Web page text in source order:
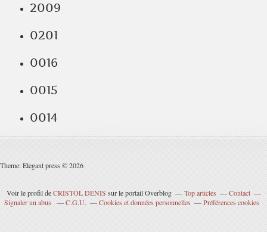
2009
0201
0016
0015
0014
Theme: Elegant press © 2026
Voir le profil deCRISTOL DENIS sur le portail Overblog Top articles
Contact
Signaler un abus
C.G.U. Cookies et données personnelles Préférences cookies